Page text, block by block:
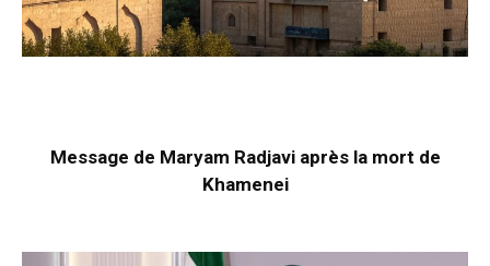
Message de Maryam Radjavi après la mort de
Khamenei